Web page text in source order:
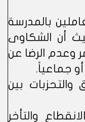
بالمدرسة
أن الشكاوى
وعدم الرضا عن
جماعياً.
والتحزبات بين
والتأخر